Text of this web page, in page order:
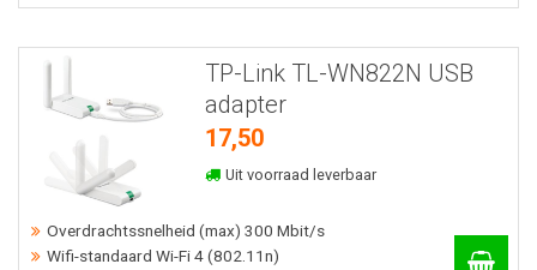
TP-Link TL-WN822N USB
adapter
17,50
Uit voorraad leverbaar
Overdrachtssnelheid (max) 300 Mbit/s
Wifi-standaard Wi-Fi 4 (802.11n)